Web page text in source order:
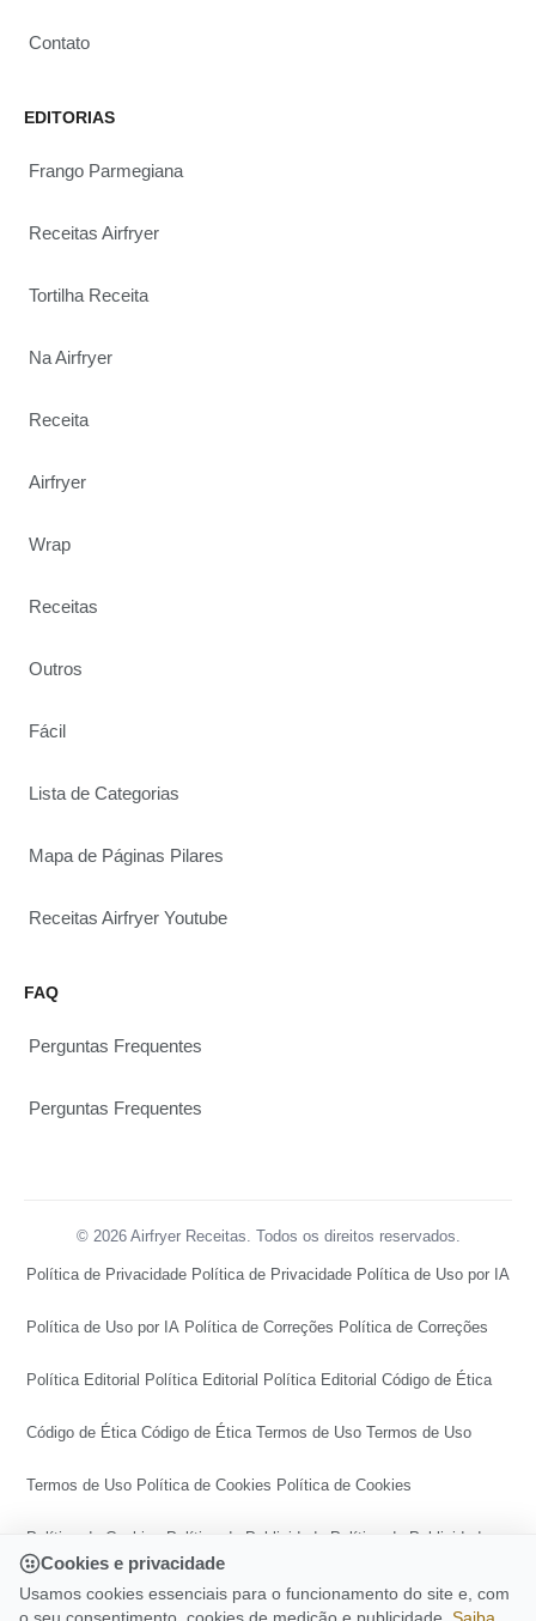
Contato
EDITORIAS
Frango Parmegiana
Receitas Airfryer
Tortilha Receita
Na Airfryer
Receita
Airfryer
Wrap
Receitas
Outros
Fácil
Lista de Categorias
Mapa de Páginas Pilares
Receitas Airfryer Youtube
FAQ
Perguntas Frequentes
Perguntas Frequentes
© 2026 Airfryer Receitas. Todos os direitos reservados.
Política de Privacidade Política de Privacidade Política de Uso por IA
Política de Uso por IA Política de Correções Política de Correções
Política Editorial Política Editorial Política Editorial Código de Ética
Código de Ética Código de Ética Termos de Uso Termos de Uso
Termos de Uso Política de Cookies Política de Cookies
Política de Cookies Política de Publicidade Política de Publicidade
Política de Publicidade Central de Transparência
Cookies e privacidade
Usamos cookies essenciais para o funcionamento do site e, com